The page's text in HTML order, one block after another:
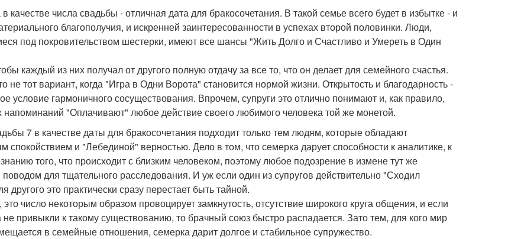
качестве числа свадьбы - отличная дата для бракосочетания. В такой семье всего будет в избытке - и
благополучия, и искренней заинтересованности в успехах второй половинки. Люди,
под покровительством шестерки, имеют все шансы "Жить Долго и Счастливо и Умереть в Один
каждый из них получал от другого полную отдачу за все то, что он делает для семейного счастья.
не тот вариант, когда "Игра в Одни Ворота" становится нормой жизни. Открытость и благодарность -
условие гармоничного сосуществования. Впрочем, супруги это отлично понимают и, как правило,
напоминаний "Оплачивают" любое действие своего любимого человека той же монетой.
7 в качестве даты для бракосочетания подходит только тем людям, которые обладают
спокойствием и "Лебединой" верностью. Дело в том, что семерка дарует способности к аналитике, к
того, что происходит с близким человеком, поэтому любое подозрение в измене тут же
поводом для тщательного расследования. И уж если один из супругов действительно "Сходил
другого это практически сразу перестает быть тайной.
это число некоторым образом провоцирует замкнутость, отсутствие широкого круга общения, и если
привыкли к такому существованию, то брачный союз быстро распадается. Зато тем, для кого мир
в семейные отношения, семерка дарит долгое и стабильное супружество.